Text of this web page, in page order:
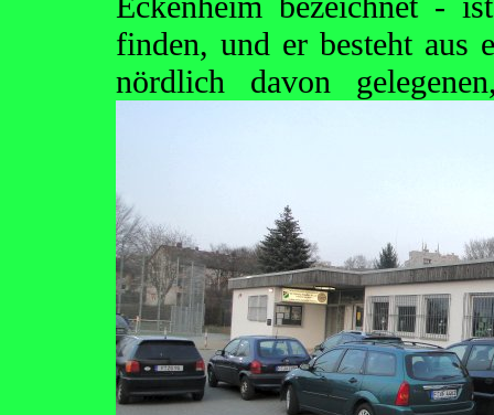
finden, und er besteht aus
nördlich davon